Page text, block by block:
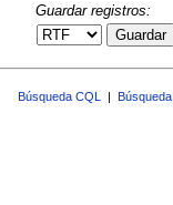
Guardar registros:
Guardar
Búsqueda CQL